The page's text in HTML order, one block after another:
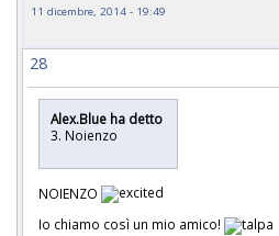
11 dicembre, 2014 - 19:49
28
Alex.Blue ha detto
3. Noienzo
NOIENZO
Io chiamo così un mio amico!